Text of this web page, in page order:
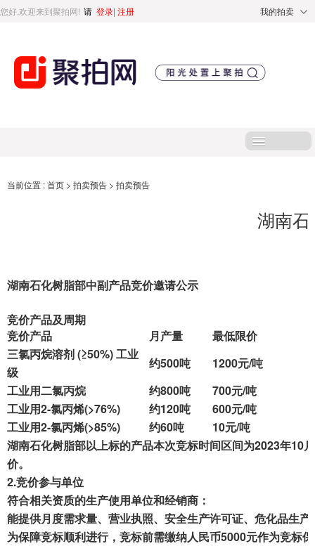
您好,欢迎来到聚拍网! 请 登录| 注册 我的拍卖
首页
处置专区
打折资产
聚循环
废钢行情
当前位置 :首页 > 拍卖预告 > 拍卖预告
湖南
湖南石化树脂部中副产品竞价邀请公示
竞价产品及周期
竞价产品
月产量 最低限价
三氯丙烷溶剂 (≥50%) 工业
级
约500吨 1200元/吨
工业用二氯丙烷
约800吨 700元/吨
工业用2-氯丙烯(>76%)
约120吨 600元/吨
工业用2-氯丙烯(>85%)
约60吨 10元/吨
湖南石化树脂部以上标的产品本次竞标时间区间为2023年10月
价。
2.竞价参与单位
符合相关资质的生产使用单位和经销商 ：
能提供月度需求量、营业执照、安全生产许可证、 危化品生产
为保障竞标顺利进行， 竞标前需缴纳人民币5000元作为竞标